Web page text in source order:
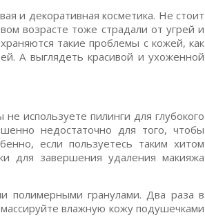
и декоративная косметика. Не стоит
возрасте тоже страдали от угрей и
такие проблемы с кожей, как
А выглядеть красивой и ухоженной
используете пилинги для глубокого
недостаточно для того, чтобы
если пользуетесь таким хитом
для завершения удаления макияжа
полимерными гранулами. Два раза в
влажную кожу подушечками